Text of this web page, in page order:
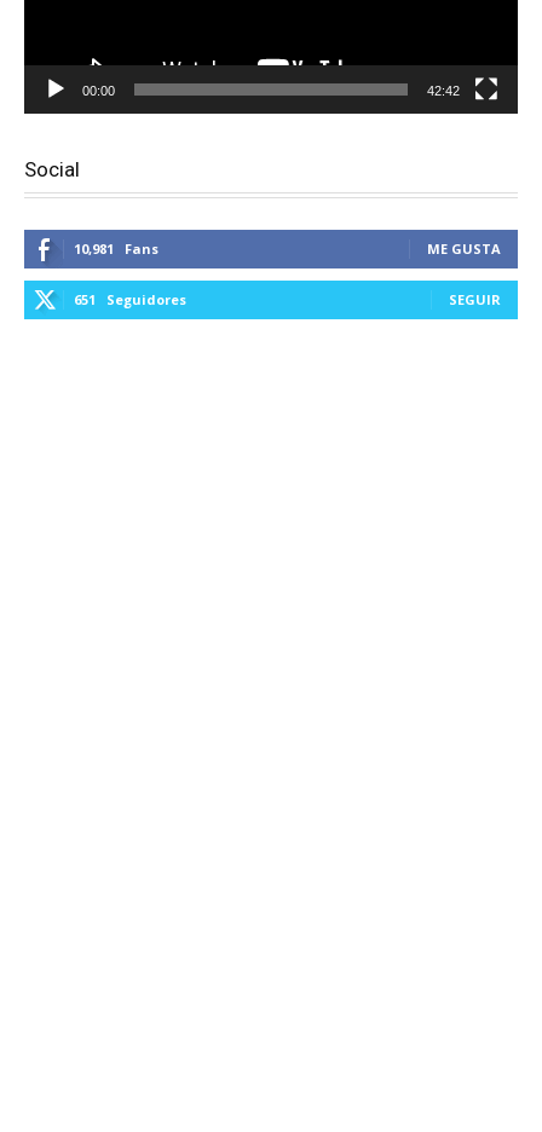
00:00 42:42
Social
10,981 Fans ME GUSTA
651 Seguidores SEGUIR